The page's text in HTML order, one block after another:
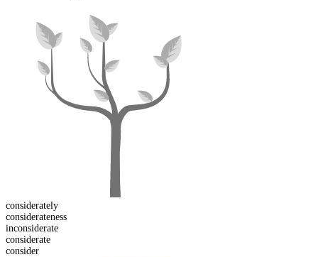
considerately
considerateness
inconsiderate
considerate
consider